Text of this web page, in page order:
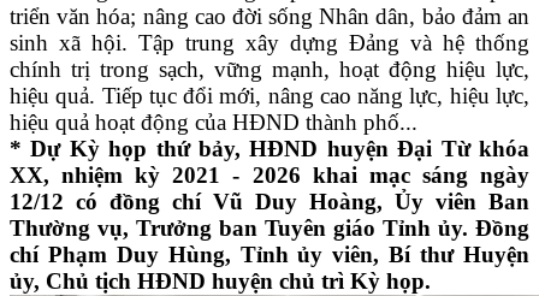
triển văn hóa; nâng cao đời sống Nhân dân, bảo đảm an
sinh xã hội. Tập trung xây dựng Đảng và hệ thống
chính trị trong sạch, vững mạnh, hoạt động hiệu lực,
hiệu quả. Tiếp tục đổi mới, nâng cao năng lực, hiệu lực,
hiệu quả hoạt động của HĐND thành phố...
* Dự Kỳ họp thứ bảy, HĐND huyện Đại Từ khóa
XX, nhiệm kỳ 2021 - 2026 khai mạc sáng ngày
12/12 có đồng chí Vũ Duy Hoàng, Ủy viên Ban
Thường vụ, Trưởng ban Tuyên giáo Tỉnh ủy. Đồng
chí Phạm Duy Hùng, Tỉnh ủy viên, Bí thư Huyện
ủy, Chủ tịch HĐND huyện chủ trì Kỳ họp.